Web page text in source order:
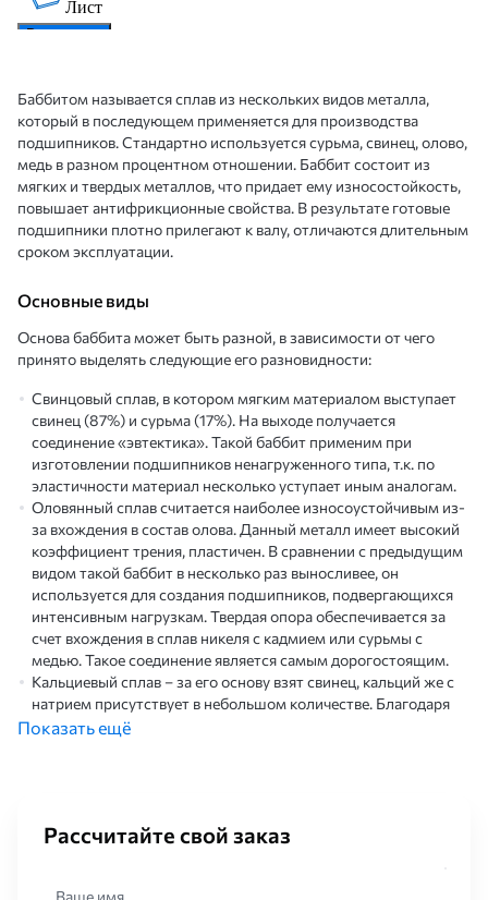
Баббитом называется сплав из нескольких видов металла,
который в последующем применяется для производства
подшипников. Стандартно используется сурьма, свинец, олово,
медь в разном процентном отношении. Баббит состоит из
мягких и твердых металлов, что придает ему износостойкость,
повышает антифрикционные свойства. В результате готовые
подшипники плотно прилегают к валу, отличаются длительным
сроком эксплуатации.
Основные виды
Основа баббита может быть разной, в зависимости от чего
принято выделять следующие его разновидности:
Свинцовый сплав, в котором мягким материалом выступает
свинец (87%) и сурьма (17%). На выходе получается
соединение «эвтектика». Такой баббит применим при
изготовлении подшипников ненагруженного типа, т.к. по
эластичности материал несколько уступает иным аналогам.
Оловянный сплав считается наиболее износоустойчивым из-
за вхождения в состав олова. Данный металл имеет высокий
коэффициент трения, пластичен. В сравнении с предыдущим
видом такой баббит в несколько раз выносливее, он
используется для создания подшипников, подвергающихся
интенсивным нагрузкам. Твердая опора обеспечивается за
счет вхождения в сплав никеля с кадмием или сурьмы с
медью. Такое соединение является самым дорогостоящим.
Кальциевый сплав – за его основу взят свинец, кальций же с
натрием присутствует в небольшом количестве. Благодаря
последним двум компонентам снижается теплопроводность
Чаще всего кальциевый баббит применим при изготовлении
Показать ещё
Рассчитайте свой заказ
Ваше имя